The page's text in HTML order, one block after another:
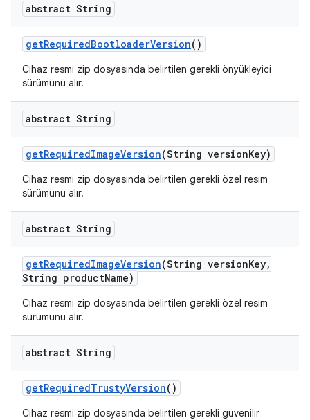
abstract String
getRequiredBootloaderVersion()
Cihaz resmi zip dosyasında belirtilen gerekli önyükleyici
sürümünü alır.
abstract String
getRequiredImageVersion(String versionKey)
Cihaz resmi zip dosyasında belirtilen gerekli özel resim
sürümünü alır.
abstract String
getRequiredImageVersion(String versionKey,
String productName)
Cihaz resmi zip dosyasında belirtilen gerekli özel resim
sürümünü alır.
abstract String
getRequiredTrustyVersion()
Cihaz resmi zip dosyasında belirtilen gerekli güvenilir